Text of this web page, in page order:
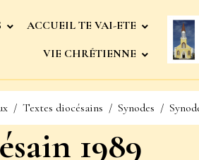
ACCUEIL TE VAI-ETE
VIE CHRÉTIENNE
Textes diocésains Synodes
1989